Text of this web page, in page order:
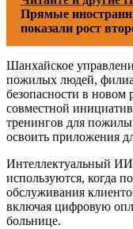
Прямые
показали рост
Шанхайское
пожилых людей,
безопасности в
совместной
тренингов для
освоить приложения
Интеллектуальный
используются, когда
обслуживания
включая цифровую
больнице.